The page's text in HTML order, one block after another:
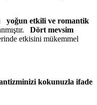
yoğun etkili ve romantik
Dört mevsim
etkisini mükemmel
kokunuzla ifade